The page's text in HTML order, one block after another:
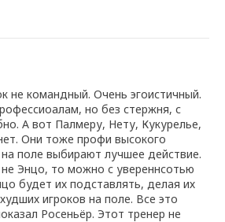
не командный. Очень эгоистичный.
но без стержня, с
А вот Палмеру, Нету, Кукурелье,
Они тоже профи высокого
поле выбирают лучшее действие.
Энцо, то можно с увереннсотью
будет их подставлять, делая их
игроков на поле. Все это
Росеньёр. Этот тренер не